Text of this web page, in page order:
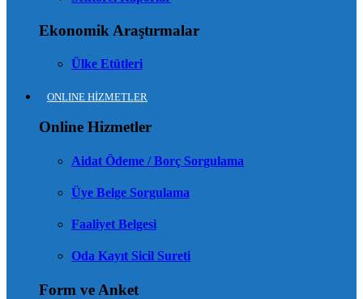
Ekonomik Araştırmalar
Ülke Etütleri
ONLINE HİZMETLER
Online Hizmetler
Aidat Ödeme / Borç Sorgulama
Üye Belge Sorgulama
Faaliyet Belgesi
Oda Kayıt Sicil Sureti
Form ve Anket